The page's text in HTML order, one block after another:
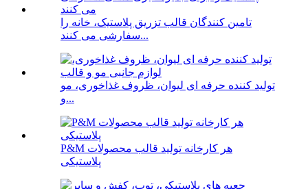
تامین کنندگان قالب تزریق پلاستیک، خانه را
سفارشی می کنند...
تولید کننده حرفه ای لیوان، ظروف غذاخوری، مو
و...
P&M هر کارخانه تولید قالب محصولات
پلاستیکی